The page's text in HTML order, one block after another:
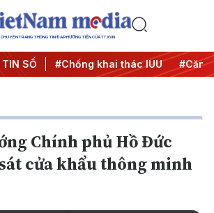
CHUYÊN TRANG THÔNG TIN ĐA PHƯƠNG TIỆN CỦA TTXVN
SỐ
đêm #Chống khai thác IUU #Căng
Chính phủ Hồ Đức
cửa khẩu thông minh